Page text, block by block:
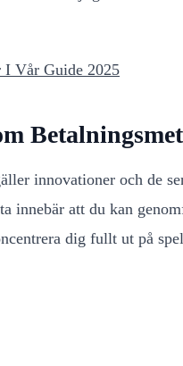
I Vår Guide 2025
innovationer och de
innebär att du kan
dig fullt ut på